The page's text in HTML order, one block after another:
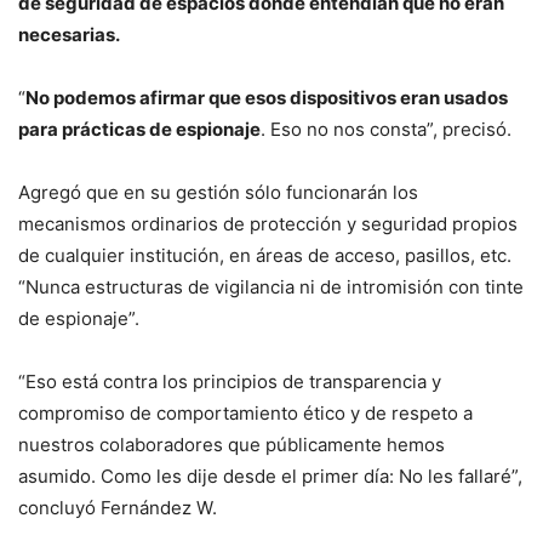
necesarias.
“No podemos afirmar que esos dispositivos eran usados
para prácticas de espionaje. Eso no nos consta”, precisó.
Agregó que en su gestión sólo funcionarán los
mecanismos ordinarios de protección y seguridad propios
de cualquier institución, en áreas de acceso, pasillos, etc.
“Nunca estructuras de vigilancia ni de intromisión con tinte
de espionaje”.
“Eso está contra los principios de transparencia y
compromiso de comportamiento ético y de respeto a
nuestros colaboradores que públicamente hemos
asumido. Como les dije desde el primer día: No les fallaré”,
concluyó Fernández W.